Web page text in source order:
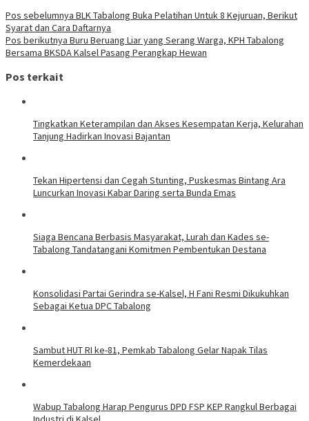
Pos sebelumnya BLK Tabalong Buka Pelatihan Untuk 8 Kejuruan, Berikut
Syarat dan Cara Daftarnya
Pos berikutnya Buru Beruang Liar yang Serang Warga, KPH Tabalong
Bersama BKSDA Kalsel Pasang Perangkap Hewan
Pos terkait
Tingkatkan Keterampilan dan Akses Kesempatan Kerja, Kelurahan
Tanjung Hadirkan Inovasi Bajantan
Tekan Hipertensi dan Cegah Stunting, Puskesmas Bintang Ara
Luncurkan Inovasi Kabar Daring serta Bunda Emas
Siaga Bencana Berbasis Masyarakat, Lurah dan Kades se-
Tabalong Tandatangani Komitmen Pembentukan Destana
Konsolidasi Partai Gerindra se-Kalsel, H Fani Resmi Dikukuhkan
Sebagai Ketua DPC Tabalong
Sambut HUT RI ke-81, Pemkab Tabalong Gelar Napak Tilas
Kemerdekaan
Wabup Tabalong Harap Pengurus DPD FSP KEP Rangkul Berbagai